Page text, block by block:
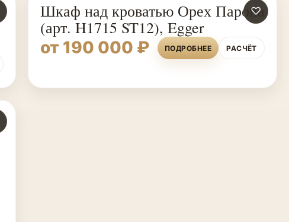
♡
Шкаф над кроватью Орех Парона
(арт. H1715 ST12), Egger
от 190 000 ₽
ПОДРОБНЕЕ РАСЧЁТ